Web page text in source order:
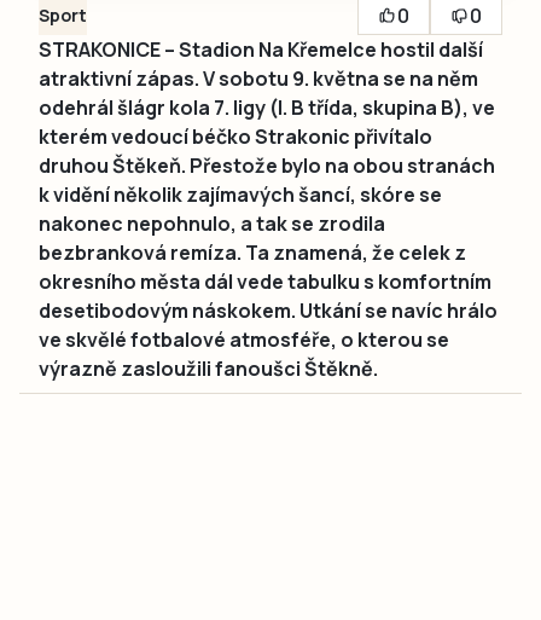
Sport 0
0
STRAKONICE – Stadion Na Křemelce hostil další
atraktivní zápas. V sobotu 9. května se na něm
odehrál šlágr kola 7. ligy (I. B třída, skupina B), ve
kterém vedoucí béčko Strakonic přivítalo
druhou Štěkeň. Přestože bylo na obou stranách
k vidění několik zajímavých šancí, skóre se
nakonec nepohnulo, a tak se zrodila
bezbranková remíza. Ta znamená, že celek z
okresního města dál vede tabulku s komfortním
desetibodovým náskokem. Utkání se navíc hrálo
ve skvělé fotbalové atmosféře, o kterou se
výrazně zasloužili fanoušci Štěkně.